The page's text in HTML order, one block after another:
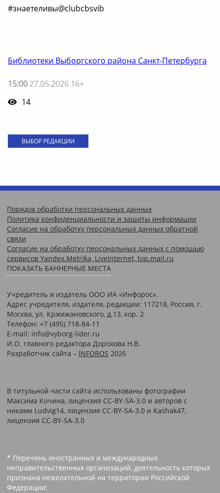
#знаетеливы@clubcbsvib
Библиотеки Выборгского района Санкт-Петербурга
15:00 27.05.2026 16+
14
ВЫБОР РЕДАКЦИИ
Порядок обработки персональных данных
Политика конфиденциальности и защиты информации
Согласие на обработку персональных данных обратной
связи
Согласие на обработку персональных данных с помощью
сервисов Yandex.Metrika, LiveInternet, top.mail.ru
ПОКАЗАТЬ БАННЕРНЫЕ МЕСТА
Учредитель и издатель ООО ИА «Инфорос».
Адрес учредителя, издателя, редакции: 117218, Россия, г.
Москва, ул. Кржижановского, д.13, кор. 2
Телефон: +7 (495) 718-84-11
E-mail: info@vyborg-lider.ru
И.О. главного редактора Дорохова Н.В.
Разработчик сайта – INFOROS 2026
В титульной части сайта использованы фотографии
Максима Кочина, лицензия CC-BY-SA-3.0 и авторов c
никами Ludvig14, лицензия CC-BY-SA-3.0 и Kashak47,
лицензия CC-BY-SA-3.0
* Перечень иностранных и международных
неправительственных организаций, деятельность которых
признана нежелательной на территории Российской
Федерации: